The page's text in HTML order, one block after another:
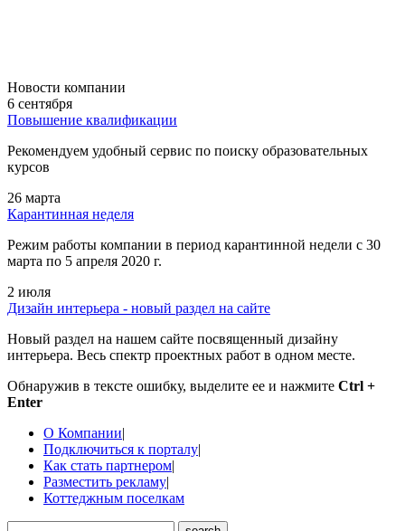
Новости компании
6 сентября
Повышение квалификации
Рекомендуем удобный сервис по поиску образовательных
курсов
26 марта
Карантинная неделя
Режим работы компании в период карантинной недели c 30
марта по 5 апреля 2020 г.
2 июля
Дизайн интерьера - новый раздел на сайте
Новый раздел на нашем сайте посвященный дизайну
интерьера. Весь спектр проектных работ в одном месте.
Обнаружив в тексте ошибку, выделите ее и нажмите Ctrl +
Enter
О Компании|
Подключиться к порталу|
Как стать партнером|
Разместить рекламу|
Коттеджным поселкам